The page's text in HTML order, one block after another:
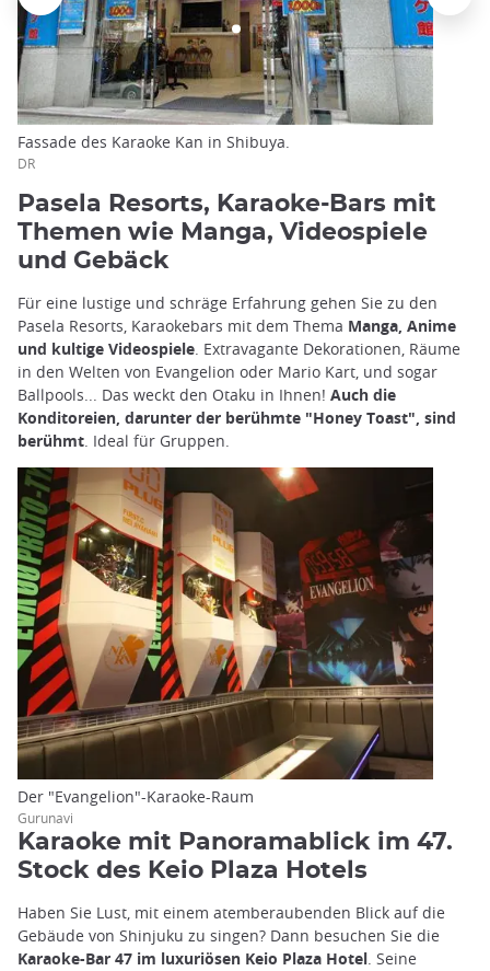
Fassade des Karaoke Kan in Shibuya.
DR
Pasela Resorts, Karaoke-Bars mit
Themen wie Manga, Videospiele
und Gebäck
Für eine lustige und schräge Erfahrung gehen Sie zu den
Pasela Resorts, Karaokebars mit dem Thema Manga, Anime
und kultige Videospiele. Extravagante Dekorationen, Räume
in den Welten von Evangelion oder Mario Kart, und sogar
Ballpools... Das weckt den Otaku in Ihnen! Auch die
Konditoreien, darunter der berühmte "Honey Toast", sind
berühmt. Ideal für Gruppen.
Der "Evangelion"-Karaoke-Raum
Gurunavi
Karaoke mit Panoramablick im 47.
Stock des Keio Plaza Hotels
Haben Sie Lust, mit einem atemberaubenden Blick auf die
Gebäude von Shinjuku zu singen? Dann besuchen Sie die
Karaoke-Bar 47 im luxuriösen Keio Plaza Hotel . Seine